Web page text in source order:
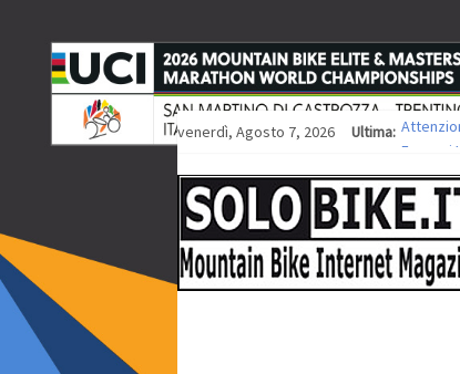
venerdì, Agosto 7, 2026 Ultima:
Europei
35ª
Europei